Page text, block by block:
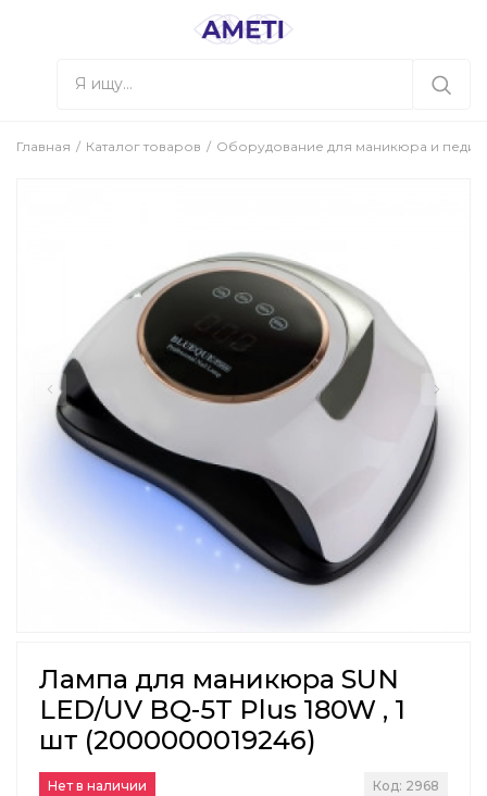
Главная Каталог товаров Оборудование для маникюра и
Лампа для маникюра SUN
LED/UV BQ-5T Plus 180W , 1
шт (2000000019246)
Нет в наличии Код: 2968